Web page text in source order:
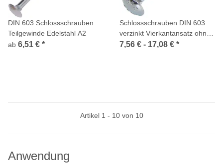
DIN 603 Schlossschrauben
Teilgewinde Edelstahl A2
ab 6,51 € *
Schlossschrauben DIN 603
verzinkt Vierkantansatz ohne
Mutter
7,56 € - 17,08 € *
Artikel 1 - 10 von 10
Anwendung